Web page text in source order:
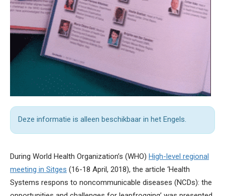
Deze informatie is alleen beschikbaar in het Engels.
During World Health Organization’s (WHO) High-level regional
meeting in Sitges (16-18 April, 2018), the article ‘Health
Systems respons to noncommunicable diseases (NCDs): the